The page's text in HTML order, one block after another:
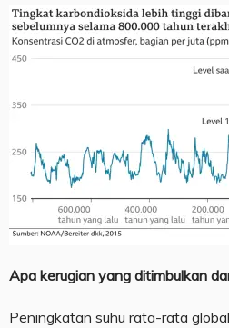
Apa kerugian yang ditimbulkan
Peningkatan suhu rata-rata